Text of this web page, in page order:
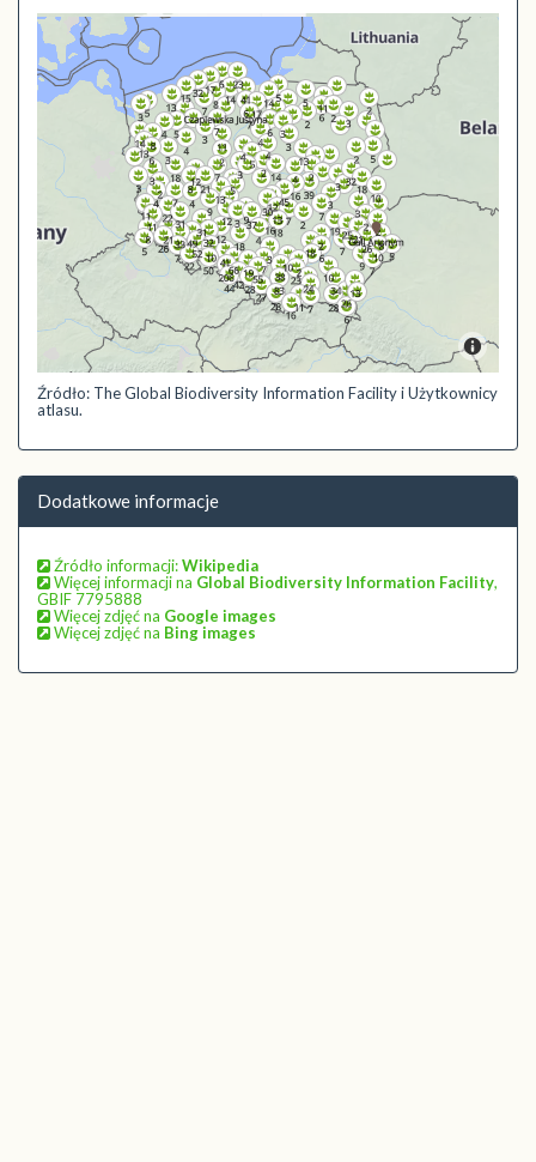
Źródło: The Global Biodiversity Information Facility i Użytkownicy
atlasu.
Dodatkowe informacje
Źródło informacji:Wikipedia
Więcej informacji na Global Biodiversity Information Facility,
GBIF 7795888
Więcej zdjęć na Google images
Więcej zdjęć na Bing images